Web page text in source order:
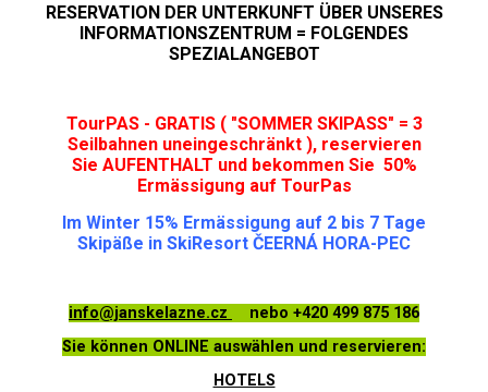
RESERVATION DER UNTERKUNFT ÜBER UNSERES
INFORMATIONSZENTRUM = FOLGENDES
SPEZIALANGEBOT
TourPAS - GRATIS ( "SOMMER SKIPASS" = 3
Seilbahnen uneingeschränkt ), reservieren
Sie AUFENTHALT und bekommen Sie 50%
Ermässigung auf TourPas
Im Winter 15% Ermässigung auf 2 bis 7 Tage
Skipäße in SkiResort ČEERNÁ HORA-PEC
info@janskelazne.cz
nebo +420 499 875 186
Sie können ONLINE auswählen und reservieren:
HOTELS